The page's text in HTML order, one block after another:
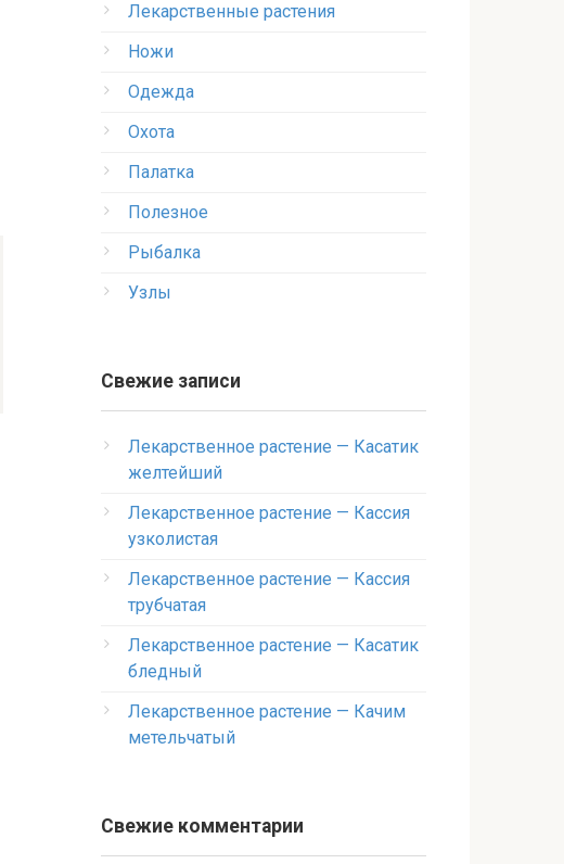
Лекарственные растения
Ножи
Одежда
Охота
Палатка
Полезное
Рыбалка
Узлы
Свежие записи
Лекарственное растение — Касатик
желтейший
Лекарственное растение — Кассия
узколистая
Лекарственное растение — Кассия
трубчатая
Лекарственное растение — Касатик
бледный
Лекарственное растение — Качим
метельчатый
Свежие комментарии